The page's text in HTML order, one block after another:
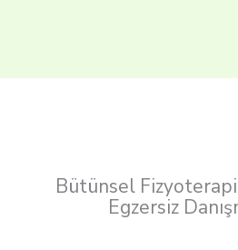
Bütünsel
Egzersiz